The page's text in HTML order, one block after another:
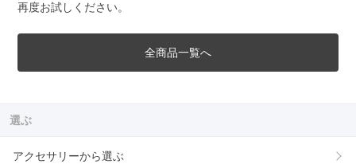
再度お試しください。
全商品一覧へ
選ぶ
アクセサリーから選ぶ